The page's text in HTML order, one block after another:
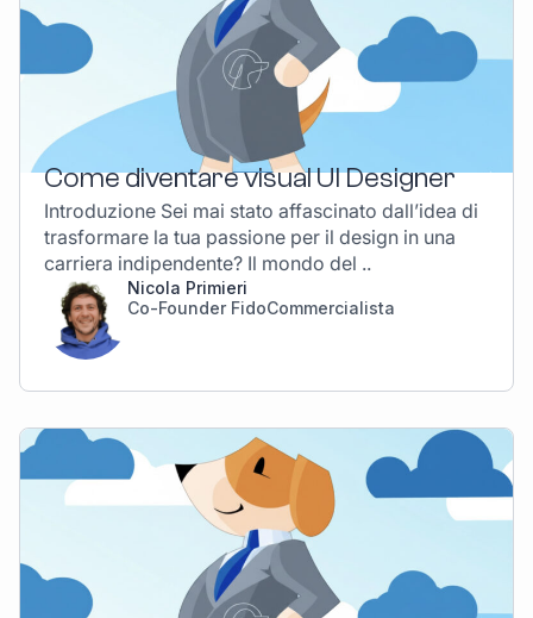
Come diventare visual UI Designer
Introduzione Sei mai stato affascinato dall’idea di
trasformare la tua passione per il design in una
carriera indipendente? Il mondo del ..
Nicola Primieri
Co-Founder FidoCommercialista